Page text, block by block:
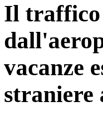
Il traffico
vacanze
straniere